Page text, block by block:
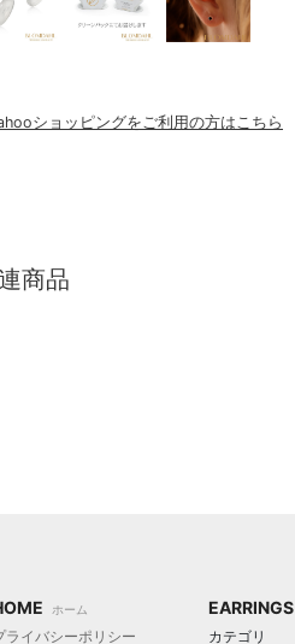
ショッピングをご利用の方はこちら
商品
ホーム
ライバシーポリシー
EARRINGS
カテゴリ